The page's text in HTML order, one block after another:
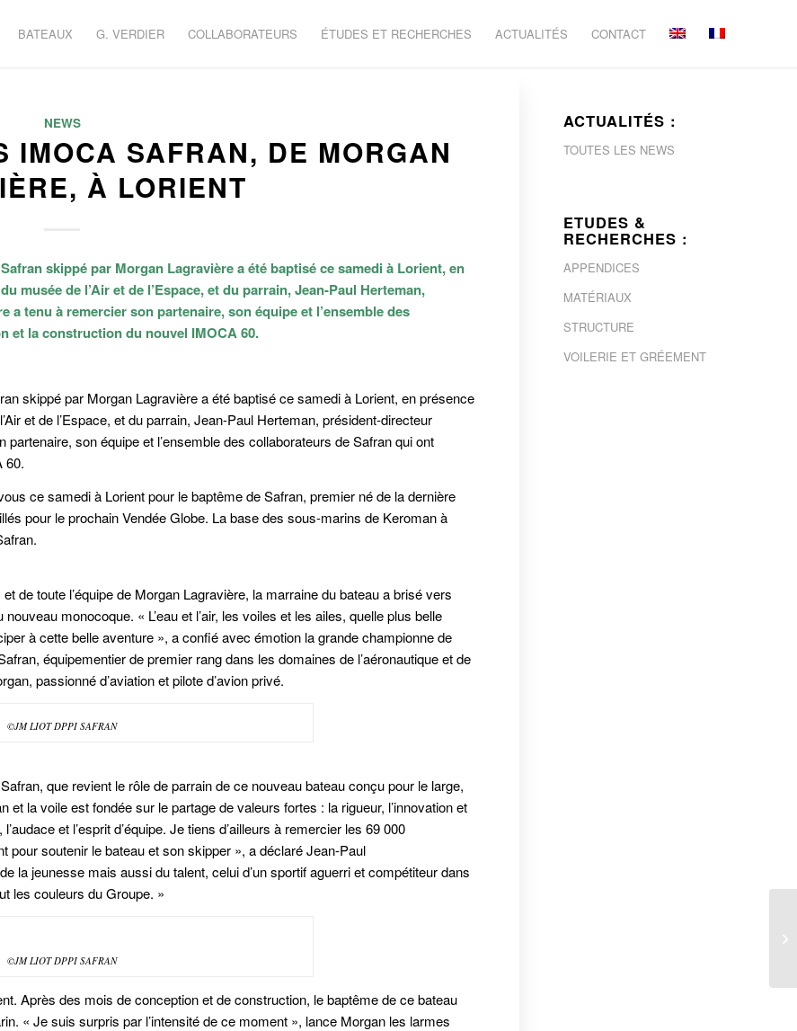
BATEAUX G. VERDIER COLLABORATEURS ÉTUDES ET RECHERCHES ACTUALITÉS CONTACT
NEWS
IMOCA SAFRAN, DE MORGAN
À LORIENT
Safranskippé par Morgan Lagravière a été baptisé ce samedi à Lorient, en
musée de l’Air et de l’Espace, et du parrain, Jean-Paul Herteman,
tenu à remercier son partenaire, son équipe et l’ensemble des
et la construction du nouvel IMOCA 60.
skippé par Morgan Lagravière a été baptisé ce samedi à Lorient, en présence
et de l’Espace, et du parrain, Jean-Paul Herteman, président-directeur
son équipe et l’ensemble des collaborateurs de Safran qui ont
60.
ce samedi à Lorient pour le baptême deSafran, premier né de la dernière
pour le prochain Vendée Globe. La base des sous-marins de Keroman à
.
de toute l’équipe de Morgan Lagravière, la marraine du bateau a brisé vers
nouveau monocoque. « L’eau et l’air, les voiles et les ailes, quelle plus belle
à cette belle aventure », a confié avec émotion la grande championne de
équipementier de premier rang dans les domaines de l’aéronautique et de
passionné d’aviation et pilote d’avion privé.
©JM LIOT DPPI SAFRAN
que revient le rôle de parrain de ce nouveau bateau conçu pour le large,
et la voile est fondée sur le partage de valeurs fortes : la rigueur, l’innovation et
et l’esprit d’équipe. Je tiens d’ailleurs à remercier les 69 000
pour soutenir le bateau et son skipper », a déclaré Jean-Paul
la jeunesse mais aussi du talent, celui d’un sportif aguerri et compétiteur dans
les couleurs du Groupe. »
©JM LIOT DPPI SAFRAN
Après des mois de conception et de construction, le baptême de ce bateau
« Je suis surpris par l’intensité de ce moment », lance Morgan les larmes
ACTUALITÉS :
TOUTES LES NEWS
ETUDES &
RECHERCHES :
APPENDICES
MATÉRIAUX
STRUCTURE
VOILERIE ET GRÉEMENT